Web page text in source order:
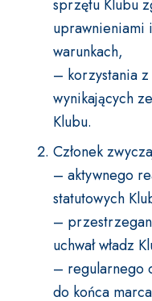
sprzętu Klubu
uprawnieniami
warunkach,
– korzystania
wynikających
Klubu.
Członek
– aktywnego
statutowych
–
uchwał władz
– regularnego
do końca